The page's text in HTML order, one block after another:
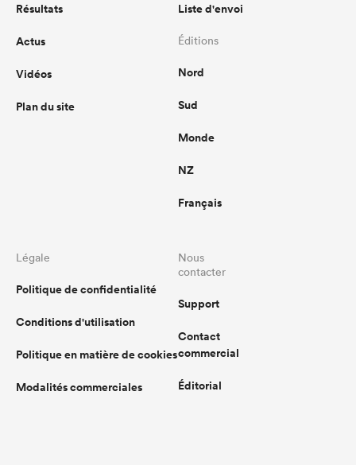
Résultats
Actus
Vidéos
Plan du site
Liste d'envoi
Éditions
Nord
Sud
Monde
NZ
Français
Légale
Politique de confidentialité
Conditions d'utilisation
Politique en matière de cookies
Modalités commerciales
Nous
contacter
Support
Contact
commercial
Éditorial